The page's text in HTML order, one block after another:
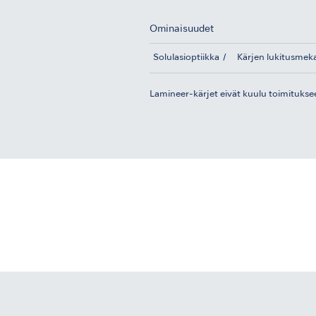
Ominaisuudet
Solulasioptiikka Kärjen
Lamineer-kärjet eivät kuulu